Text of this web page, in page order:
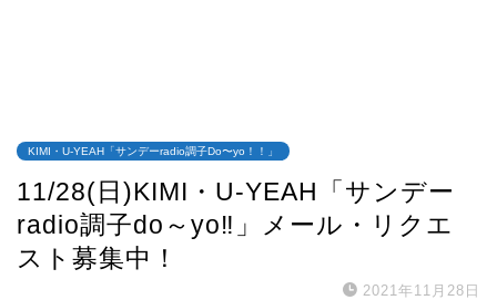
KIMI・U-YEAH「サンデーradio調子Do〜yo！！」
11/28(日)KIMI・U-YEAH「サンデー
radio調子do～yo‼」メール・リクエ
スト募集中！
2021年11月28日